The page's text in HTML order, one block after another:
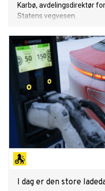
Karbø, avdelingsdirektør
Statens vegvesen.
I dag er den store